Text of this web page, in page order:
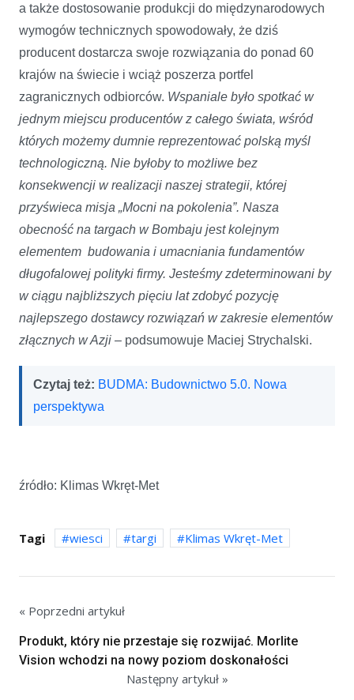
a także dostosowanie produkcji do międzynarodowych
wymogów technicznych spowodowały, że dziś
producent dostarcza swoje rozwiązania do ponad 60
krajów na świecie i wciąż poszerza portfel
zagranicznych odbiorców. Wspaniale było spotkać w
jednym miejscu producentów z całego świata, wśród
których możemy dumnie reprezentować polską myśl
technologiczną. Nie byłoby to możliwe bez
konsekwencji w realizacji naszej strategii, której
przyświeca misja „Mocni na pokolenia”. Nasza
obecność na targach w Bombaju jest kolejnym
elementem budowania i umacniania fundamentów
długofalowej polityki firmy. Jesteśmy zdeterminowani by
w ciągu najbliższych pięciu lat zdobyć pozycję
najlepszego dostawcy rozwiązań w zakresie elementów
złącznych w Azji – podsumowuje Maciej Strychalski.
Czytaj też: BUDMA: Budownictwo 5.0. Nowa
perspektywa
źródło: Klimas Wkręt-Met
Tagi wiesci targi Klimas Wkręt-Met
« Poprzedni artykuł
Produkt, który nie przestaje się rozwijać. Morlite
Vision wchodzi na nowy poziom doskonałości
Następny artykuł »